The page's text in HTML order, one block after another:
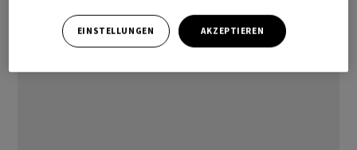
Zinserhöhungen zeigten langsam erste Bremsspuren
bei der US-Wirtschaft.
EINSTELLUNGEN AKZEPTIEREN